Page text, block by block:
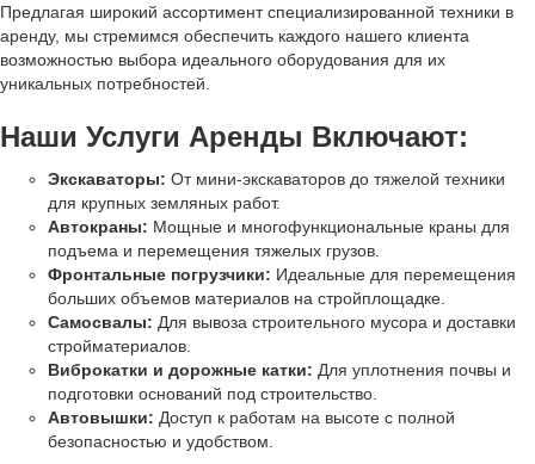
Предлагая широкий ассортимент специализированной техники в
аренду, мы стремимся обеспечить каждого нашего клиента
возможностью выбора идеального оборудования для их
уникальных потребностей.
Наши Услуги Аренды Включают:
Экскаваторы: От мини-экскаваторов до тяжелой техники
для крупных земляных работ.
Автокраны: Мощные и многофункциональные краны для
подъема и перемещения тяжелых грузов.
Фронтальные погрузчики: Идеальные для перемещения
больших объемов материалов на стройплощадке.
Самосвалы: Для вывоза строительного мусора и доставки
стройматериалов.
Виброкатки и дорожные катки: Для уплотнения почвы и
подготовки оснований под строительство.
Автовышки: Доступ к работам на высоте с полной
безопасностью и удобством.